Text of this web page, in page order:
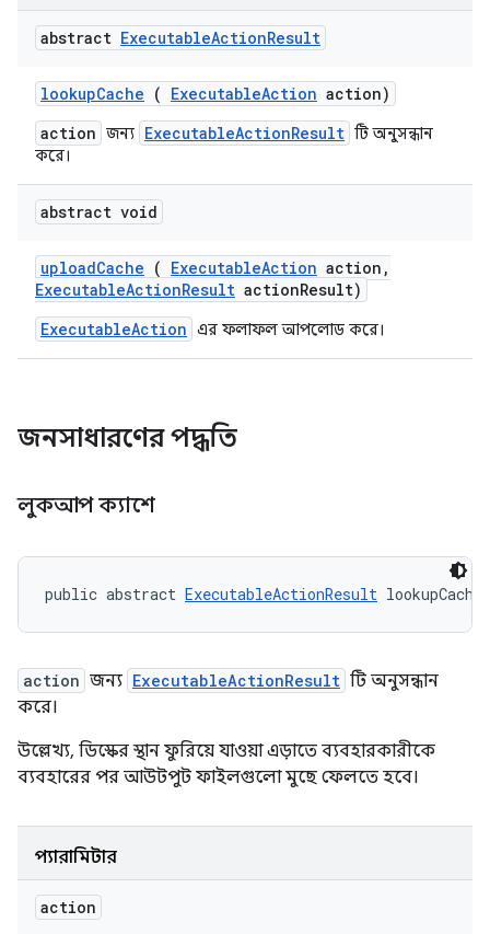
abstract ExecutableActionResult
lookupCache ( ExecutableAction action)
action জন্য ExecutableActionResult টি অনুসন্ধান
করে।
abstract void
uploadCache ( ExecutableAction action ,
ExecutableActionResult actionResult)
ExecutableAction এর ফলাফল আপলোড করে।
জনসাধারণের পদ্ধতি
লুকআপ ক্যাশে
public abstract ExecutableActionResult
action জন্য ExecutableActionResult টি অনুসন্ধান
করে।
উল্লেখ্য, ডিস্কের স্থান ফুরিয়ে যাওয়া এড়াতে ব্যবহারকারীকে
ব্যবহারের পর আউটপুট ফাইলগুলো মুছে ফেলতে হবে।
প্যারামিটার
action